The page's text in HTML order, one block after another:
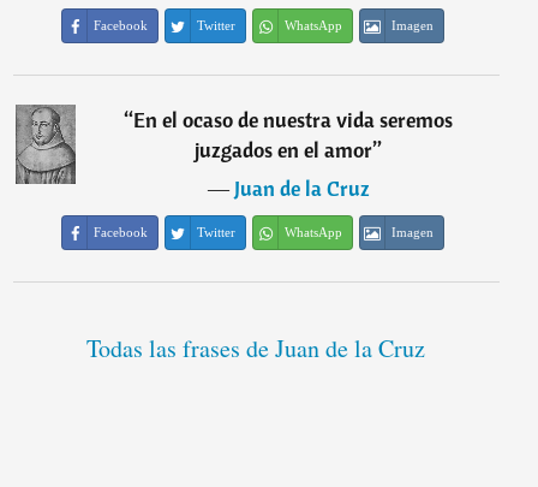
Facebook Twitter WhatsApp Imagen
“En el ocaso de nuestra vida seremos
juzgados en el amor”
―Juan de la Cruz
Facebook Twitter WhatsApp Imagen
Todas las frases de Juan de la Cruz